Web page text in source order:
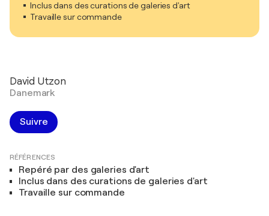
Inclus dans des curations de galeries d'art
Travaille sur commande
David Utzon
Danemark
Suivre
RÉFÉRENCES
Repéré par des galeries d'art
Inclus dans des curations de galeries d'art
Travaille sur commande